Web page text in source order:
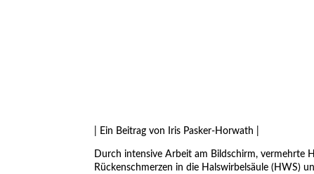
| Ein Beitrag von Iris Pasker-Horwath |
Durch intensive Arbeit am Bildschirm, vermehrte
Rückenschmerzen in die Halswirbelsäule (HWS)